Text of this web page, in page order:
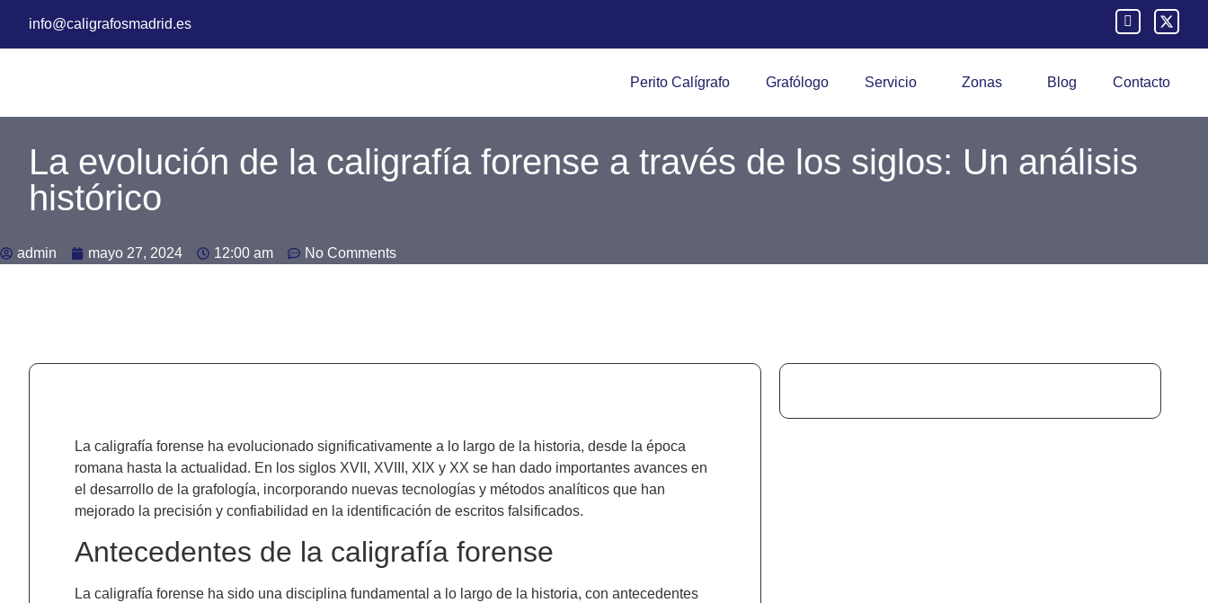
info@caligrafosmadrid.es
Perito Calígrafo Grafólogo Servicio Zonas Blog Contacto
La evolución de la caligrafía forense a través de los siglos: Un análisis
histórico
admin mayo 27, 2024 12:00 am No Comments
La caligrafía forense ha evolucionado significativamente a lo largo de la historia, desde la época
romana hasta la actualidad. En los siglos XVII, XVIII, XIX y XX se han dado importantes avances en
el desarrollo de la grafología, incorporando nuevas tecnologías y métodos analíticos que han
mejorado la precisión y confiabilidad en la identificación de escritos falsificados.
Antecedentes de la caligrafía forense
La caligrafía forense ha sido una disciplina fundamental a lo largo de la historia, con antecedentes